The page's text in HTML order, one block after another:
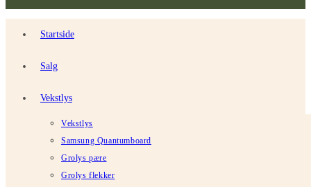
Startside
Salg
Vekstlys
Vekstlys
Samsung Quantumboard
Grolys pære
Grolys flekker